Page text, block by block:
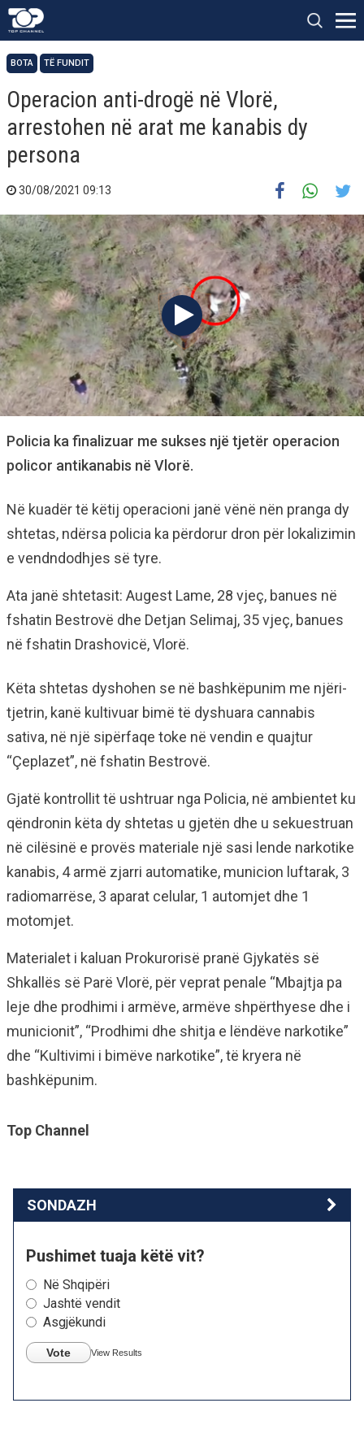
BOTA TË FUNDIT
Operacion anti-drogë në Vlorë,
arrestohen në arat me kanabis dy
persona
30/08/2021 09:13
Policia ka finalizuar me sukses një tjetër operacion
policor antikanabis në Vlorë.
Në kuadër të këtij operacioni janë vënë nën pranga dy
shtetas, ndërsa policia ka përdorur dron për lokalizimin
e vendndodhjes së tyre.
Ata janë shtetasit: Augest Lame, 28 vjeç, banues në
fshatin Bestrovë dhe Detjan Selimaj, 35 vjeç, banues
në fshatin Drashovicë, Vlorë.
Këta shtetas dyshohen se në bashkëpunim me njëri-
tjetrin, kanë kultivuar bimë të dyshuara cannabis
sativa, në një sipërfaqe toke në vendin e quajtur
“Çeplazet”, në fshatin Bestrovë.
Gjatë kontrollit të ushtruar nga Policia, në ambientet ku
qëndronin këta dy shtetas u gjetën dhe u sekuestruan
në cilësinë e provës materiale një sasi lende narkotike
kanabis, 4 armë zjarri automatike, municion luftarak, 3
radiomarrëse, 3 aparat celular, 1 automjet dhe 1
motomjet.
Materialet i kaluan Prokurorisë pranë Gjykatës së
Shkallës së Parë Vlorë, për veprat penale “Mbajtja pa
leje dhe prodhimi i armëve, armëve shpërthyese dhe i
municionit”, “Prodhimi dhe shitja e lëndëve narkotike”
dhe “Kultivimi i bimëve narkotike”, të kryera në
bashkëpunim.
Top Channel
SONDAZH
Pushimet tuaja këtë vit?
Në Shqipëri
Jashtë vendit
Asgjëkundi
Vote View Results